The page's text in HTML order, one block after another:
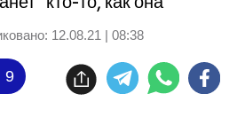
12.08.21 | 08:38
9